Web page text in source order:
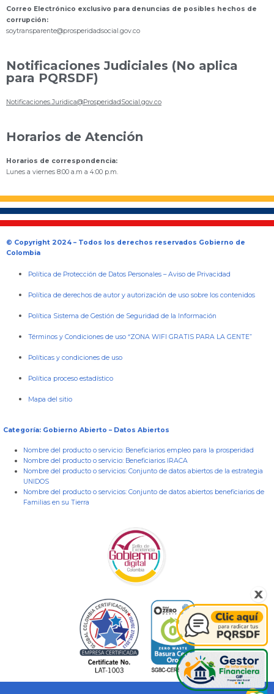
Correo Electrónico exclusivo para denuncias de posibles hechos de
corrupción:
soytransparente@prosperidadsocial.gov.co
Notificaciones Judiciales (No aplica
para PQRSDF)
Notificaciones.Juridica@ProsperidadSocial.gov.co
Horarios de Atención
Horarios de correspondencia:
Lunes a viernes 8:00 a.m a 4:00 p.m.
© Copyright 2024 – Todos los derechos reservados Gobierno de
Colombia
Política de Protección de Datos Personales –Aviso de Privacidad
Política de derechos de autor y autorización de uso sobre los contenidos
Política Sistema de Gestión de Seguridad de la Información
Términos y Condiciones de uso “ZONA WIFI GRATIS PARA LA GENTE”
Políticas y condiciones de uso
Política proceso estadístico
Mapa del sitio
Categoría: Gobierno Abierto – Datos Abiertos
Nombre del producto o servicio: Beneficiarios empleo para la prosperidad
Nombre del producto o servicio: Beneficiarios IRACA
Nombre del producto o servicios: Conjunto de datos abiertos de la estrategia
UNIDOS
Nombre del producto o servicios: Conjunto de datos abiertos beneficiarios de
Familias en su Tierra